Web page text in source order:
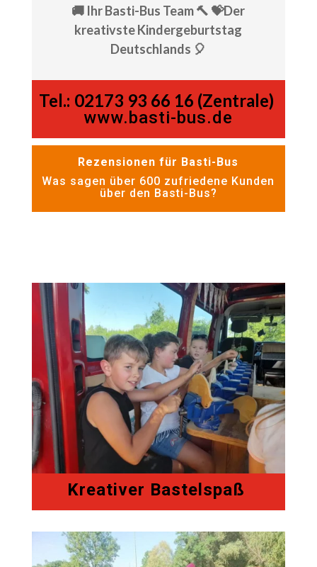
🚚 Ihr Basti-Bus Team 🔨 💝Der
kreativste Kindergeburtstag
Deutschlands 🎈
Tel.: 02173 93 66 16 (Zentrale)
www.basti-bus.de
Rezensionen für Basti-Bus
Was sagen über 600 zufriedene Kunden
über den Basti-Bus?
Kreativer Bastelspaß